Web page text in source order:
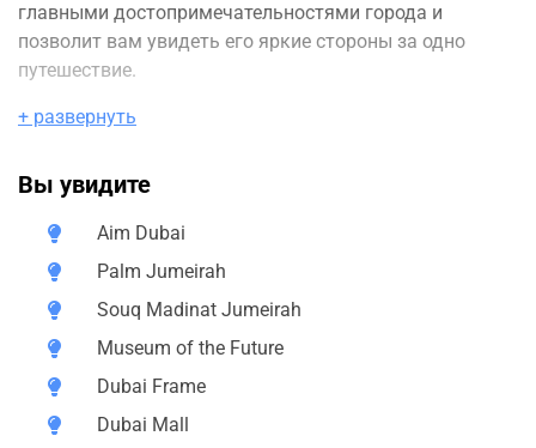
главными достопримечательностями города и
позволит вам увидеть его яркие стороны за одно
путешествие.
Маршрут экскурсии:
экскурсию на живописном острове Bluewaters, где
расположено самое большое колесо обозрения в мире
фотографии на фоне этого современного чуда.
рукотворном острове в форме пальмы. Мы сделаем
остановку для фото с видами на небоскребы района
Дубай Марина и панораму залива.
+ развернуть
Вы увидите
Aim Dubai
Palm Jumeirah
Souq Madinat Jumeirah
Museum of the Future
Dubai Frame
Dubai Mall